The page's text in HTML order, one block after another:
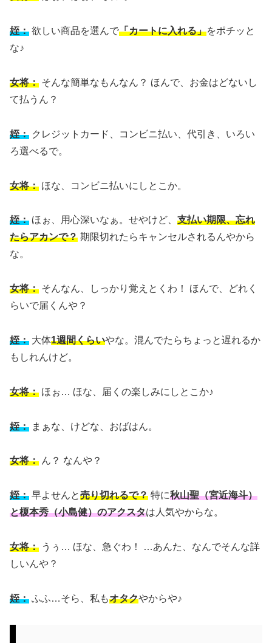
姪： 欲しい商品を選んで「カートに入れる」をポチッと
な♪
女将： そんな簡単なもんなん？ ほんで、お金はどないし
て払うん？
姪： クレジットカード、コンビニ払い、代引き、いろい
ろ選べるで。
女将： ほな、コンビニ払いにしとこか。
姪： ほぉ、用心深いなぁ。せやけど、 支払い期限、忘れ
たらアカンで？ 期限切れたらキャンセルされるんやから
な。
女将： そんなん、しっかり覚えとくわ！ ほんで、どれく
らいで届くんや？
姪： 大体1週間くらいやな。混んでたらちょっと遅れるか
もしれんけど。
女将： ほぉ… ほな、届くの楽しみにしとこか♪
姪： まぁな、けどな、おばはん。
女将： ん？ なんや？
姪： 早よせんと売り切れるで？ 特に秋山聖（宮近海斗）
と榎本秀（小島健）のアクスタは人気やからな。
女将： うぅ… ほな、急ぐわ！ …あんた、なんでそんな詳
しいんや？
姪： ふふ…そら、私もオタクやからや♪